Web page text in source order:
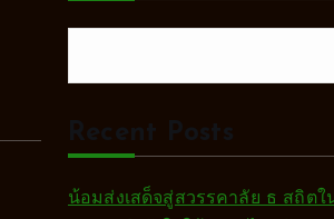
Recent Posts
น้อมส่งเสด็จสู่สวรรคาลัย ธ สถิตใ